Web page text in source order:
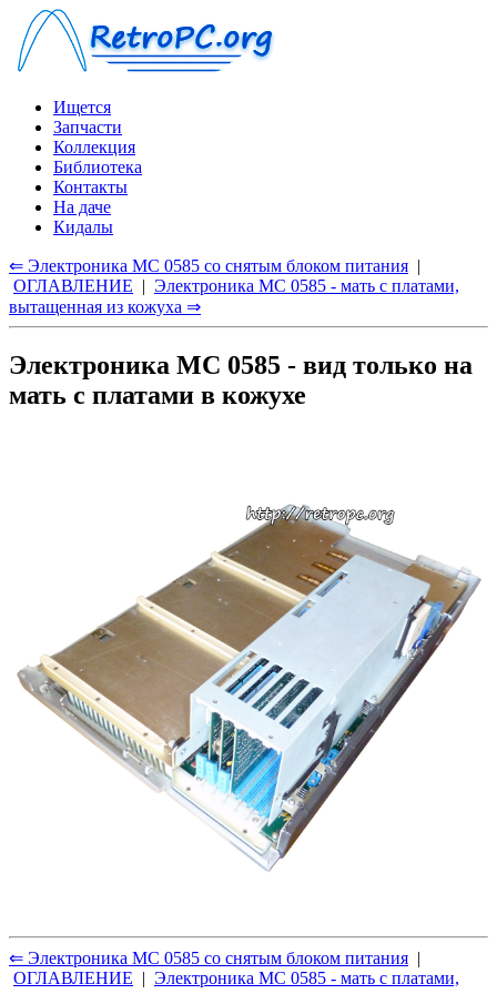
Ищется
Запчасти
Коллекция
Библиотека
Контакты
На даче
Кидалы
⇐ Электроника МС 0585 со снятым блоком питания |
ОГЛАВЛЕНИЕ | Электроника МС 0585 - мать с платами,
вытащенная из кожуха ⇒
Электроника МС 0585 - вид только на
мать с платами в кожухе
⇐ Электроника МС 0585 со снятым блоком питания |
ОГЛАВЛЕНИЕ | Электроника МС 0585 - мать с платами,